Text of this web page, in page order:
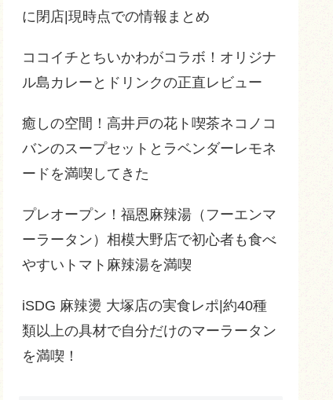
に閉店|現時点での情報まとめ
ココイチとちいかわがコラボ！オリジナ
ル島カレーとドリンクの正直レビュー
癒しの空間！高井戸の花ト喫茶ネコノコ
バンのスープセットとラベンダーレモネ
ードを満喫してきた
プレオープン！福恩麻辣湯（フーエンマ
ーラータン）相模大野店で初心者も食べ
やすいトマト麻辣湯を満喫
iSDG 麻辣燙 大塚店の実食レポ|約40種
類以上の具材で自分だけのマーラータン
を満喫！